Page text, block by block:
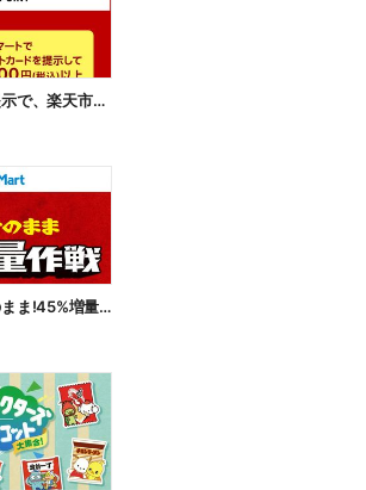
楽天ポイントカード提示で、楽天市場でのお買い物がおトクに!
【おトク】お値段そのまま!45%増量作戦!